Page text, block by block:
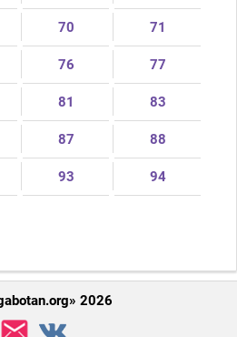
70 71
76 77
81 83
87 88
93 94